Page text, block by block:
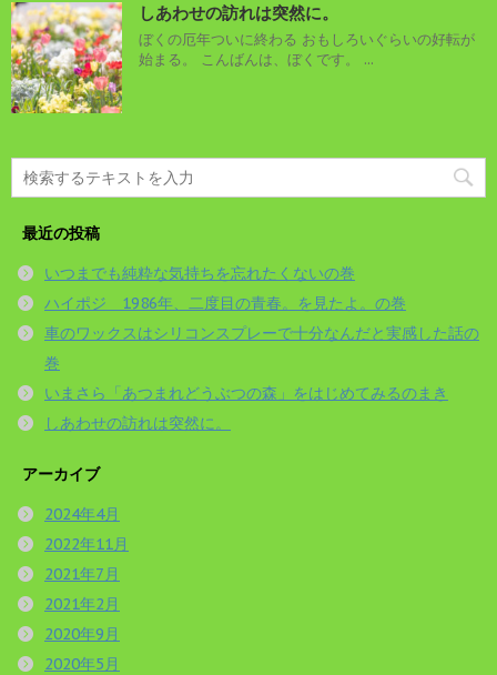
しあわせの訪れは突然に。
ぼくの厄年ついに終わる おもしろいぐらいの好転が
始まる。 こんばんは、ぼくです。 ...
最近の投稿
いつまでも純粋な気持ちを忘れたくないの巻
ハイポジ 1986年、二度目の青春。を見たよ。の巻
車のワックスはシリコンスプレーで十分なんだと実感した話の
巻
いまさら「あつまれどうぶつの森」をはじめてみるのまき
しあわせの訪れは突然に。
アーカイブ
2024年4月
2022年11月
2021年7月
2021年2月
2020年9月
2020年5月